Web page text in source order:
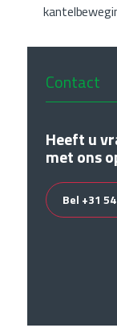
Contact
Heeft u
met ons
Bel +31